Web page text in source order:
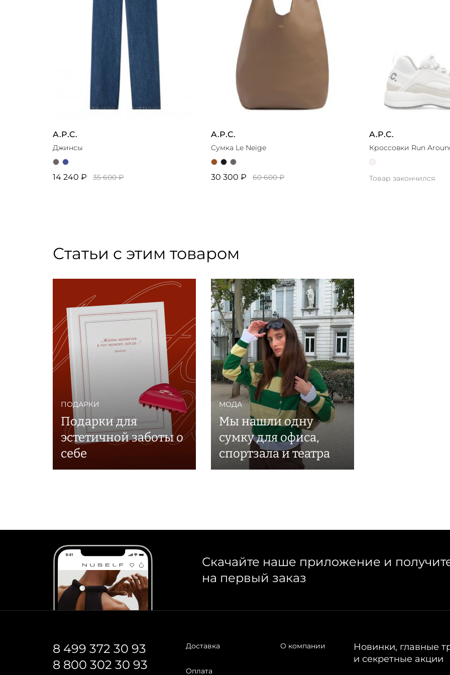
A.P.C.
Джинсы
14 240 ₽ 35 600 ₽
A.P.C.
Сумка Le Neige
30 300 ₽ 60 600 ₽
A.P.C.
Кроссовки Run
Товар закончился
Статьи с этим товаром
ПОДАРКИ
Подарки для
эстетичной заботы о
себе
МОДА
Мы нашли одну
сумку для офиса,
спортзала и театра
Скачайте наше приложение и
на первый заказ
8 499 372 30 93
8 800 302 30 93
Доставка
Оплата
О компании
Новинки, главные
и секретные акции